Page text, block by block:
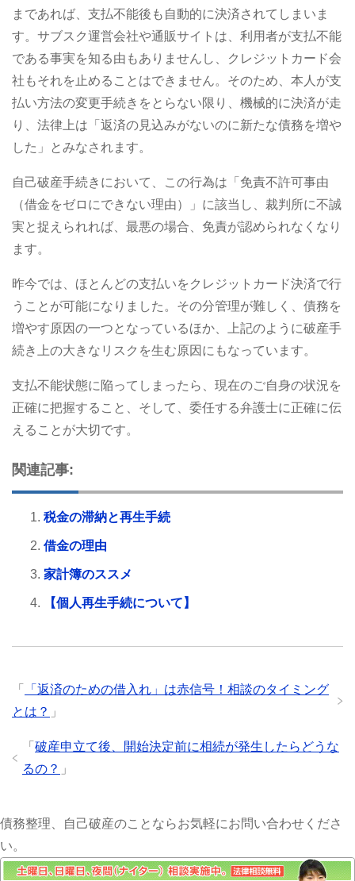
まであれば、支払不能後も自動的に決済されてしまいま
す。サブスク運営会社や通販サイトは、利用者が支払不能
である事実を知る由もありませんし、クレジットカード会
社もそれを止めることはできません。そのため、本人が支
払い方法の変更手続きをとらない限り、機械的に決済が走
り、法律上は「返済の見込みがないのに新たな債務を増や
した」とみなされます。
自己破産手続きにおいて、この行為は「免責不許可事由
（借金をゼロにできない理由）」に該当し、裁判所に不誠
実と捉えられれば、最悪の場合、免責が認められなくなり
ます。
昨今では、ほとんどの支払いをクレジットカード決済で行
うことが可能になりました。その分管理が難しく、債務を
増やす原因の一つとなっているほか、上記のように破産手
続き上の大きなリスクを生む原因にもなっています。
支払不能状態に陥ってしまったら、現在のご自身の状況を
正確に把握すること、そして、委任する弁護士に正確に伝
えることが大切です。
関連記事:
税金の滞納と再生手続
借金の理由
家計簿のススメ
【個人再生手続について】
「
「返済のための借入れ」は赤信号！相談のタイミング
とは？ 」
「 破産申立て後、開始決定前に相続が発生したらどうな
るの？ 」
債務整理、自己破産のことならお気軽にお問い合わせくださ
い。